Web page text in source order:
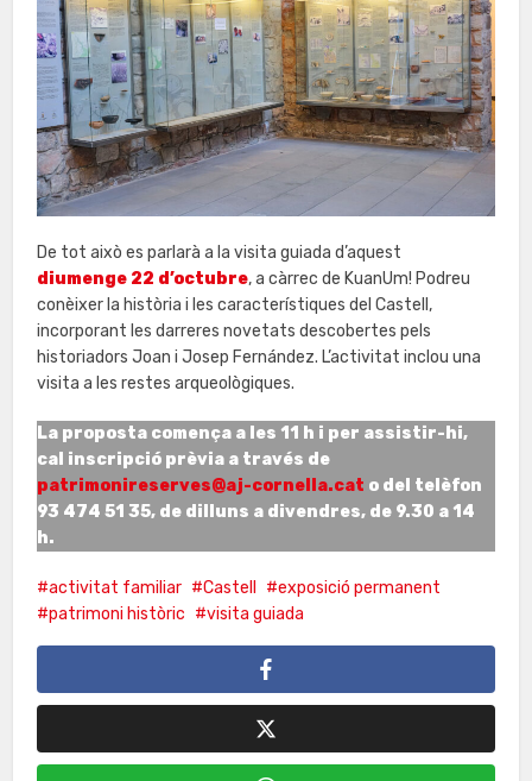
De tot això es parlarà a la visita guiada d’aquest
diumenge 22 d’octubre, a càrrec de KuanUm! Podreu
conèixer la història i les característiques del Castell,
incorporant les darreres novetats descobertes pels
historiadors Joan i Josep Fernández. L’activitat inclou una
visita a les restes arqueològiques.
La proposta comença a les 11 h i per assistir-hi,
cal inscripció prèvia a través de
patrimonireserves@aj-cornella.cat o del telèfon
93 474 51 35, de dilluns a divendres, de 9.30 a 14
h.
activitat familiar Castell
exposició permanent
patrimoni històric
visita guiada